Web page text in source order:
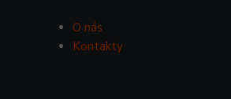
O nás
Kontakty